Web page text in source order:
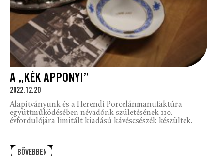
A „KÉK APPONYI”
2022.12.20
Alapítványunk és a Herendi Porcelánmanufaktúra
együttműködésében névadónk születésének 110.
évfordulójára limitált kiadású kávéscsészék készültek.
BŐVEBBEN